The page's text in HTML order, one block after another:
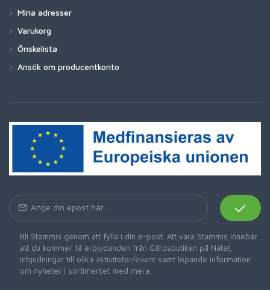
Mina adresser
Varukorg
Önskelista
Ansök om producentkonto
Bli Stammis genom att fylla i din e-post. Att vara Stammis innebär
att du kommer få erbjudanden från Gårdsbutiken på Nätet,
inbjudningar till olika aktiviteter/event samt löpande information
om nyheter i sortimentet med mera.